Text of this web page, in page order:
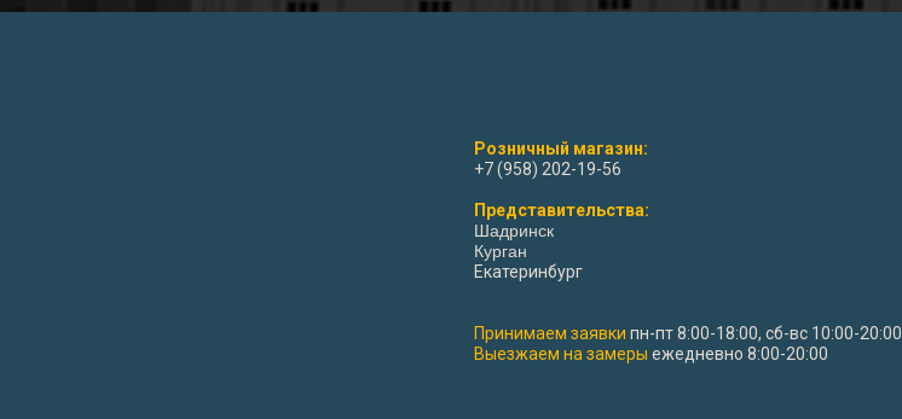
Розничный магазин:
+7 (958) 202-19-56
Представительства:
Шадринск
Курган
Екатеринбург
Принимаем заявки пн-пт 8:00-18:00, сб-вс 10:00-20:00
Выезжаем на замеры ежедневно 8:00-20:00